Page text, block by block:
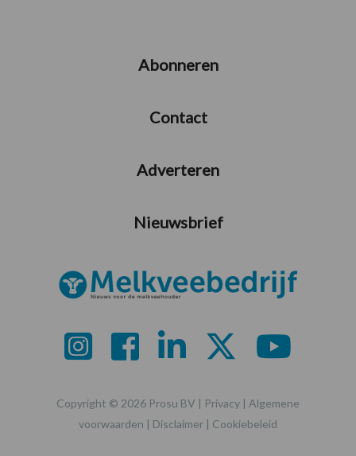
Abonneren
Contact
Adverteren
Nieuwsbrief
Copyright © 2026 Prosu BV | Privacy | Algemene
voorwaarden | Disclaimer | Cookiebeleid